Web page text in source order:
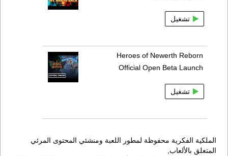
تشغيل
Heroes of Newerth Reborn
Official Open Beta Launch
تشغيل
الملكية الفكرية محفوظة لمطور اللعبة ومنشئي المحتوى المرئي
المتعلق بالألعاب,